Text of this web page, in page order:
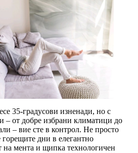
35-градусови изненади, но с
– от добре избрани климатици до
– вие сте в контрол. Не просто
горещите дни в елегантно
на мента и щипка технологичен